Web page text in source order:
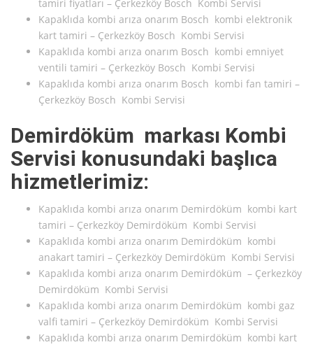
tamiri fiyatları – Çerkezköy Bosch Kombi Servisi
Kapaklıda kombi arıza onarım Bosch kombi elektronik
kart tamiri – Çerkezköy Bosch Kombi Servisi
Kapaklıda kombi arıza onarım Bosch kombi emniyet
ventili tamiri – Çerkezköy Bosch Kombi Servisi
Kapaklıda kombi arıza onarım Bosch kombi fan tamiri –
Çerkezköy Bosch Kombi Servisi
Demirdöküm markası Kombi
Servisi konusundaki başlıca
hizmetlerimiz:
Kapaklıda kombi arıza onarım Demirdöküm kombi kart
tamiri – Çerkezköy Demirdöküm Kombi Servisi
Kapaklıda kombi arıza onarım Demirdöküm kombi
anakart tamiri – Çerkezköy Demirdöküm Kombi Servisi
Kapaklıda kombi arıza onarım Demirdöküm – Çerkezköy
Demirdöküm Kombi Servisi
Kapaklıda kombi arıza onarım Demirdöküm kombi gaz
valfi tamiri – Çerkezköy Demirdöküm Kombi Servisi
Kapaklıda kombi arıza onarım Demirdöküm kombi kart